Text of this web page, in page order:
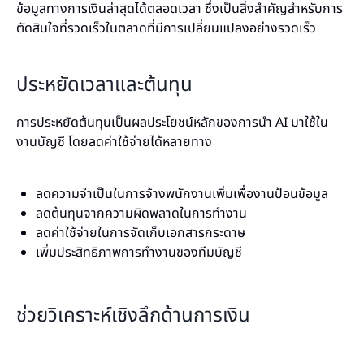
ข้อมูลทางการเงินล่าสุดได้ตลอดเวลา ซึ่งเป็นสิ่งสำคัญสำหรับการ
ตัดสินใจที่รวดเร็วในตลาดที่มีการเปลี่ยนแปลงอย่างรวดเร็ว
ประหยัดเวลาและต้นทุน
การประหยัดต้นทุนเป็นผลประโยชน์หลักของการนำ AI มาใช้ใน
งานบัญชี โดยลดค่าใช้จ่ายได้หลายทาง
ลดความจำเป็นในการจ้างพนักงานเพิ่มเพื่องานป้อนข้อมูล
ลดต้นทุนจากความผิดพลาดในการทำงาน
ลดค่าใช้จ่ายในการจัดเก็บเอกสารกระดาษ
เพิ่มประสิทธิภาพการทำงานของทีมบัญชี
ช่วยวิเคราะห์เชิงลึกด้านการเงิน